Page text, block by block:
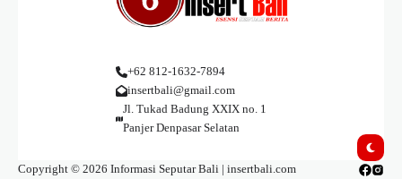
+62 812-1632-7894
insertbali@gmail.com
Jl. Tukad Badung XXIX no. 1
Panjer Denpasar Selatan
Copyright © 2026 Informasi Seputar Bali | insertbali.com